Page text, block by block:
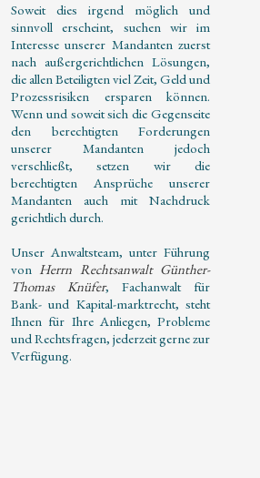
Soweit dies irgend möglich und
sinnvoll erscheint, suchen wir im
Interesse unserer Mandanten zuerst
nach außergerichtlichen Lösungen,
die allen Beteiligten viel Zeit, Geld und
Prozessrisiken ersparen können.
Wenn und soweit sich die Gegenseite
den berechtigten Forderungen
unserer Mandanten jedoch
verschließt, setzen wir die
berechtigten Ansprüche unserer
Mandanten auch mit Nachdruck
gerichtlich durch.
Unser Anwaltsteam, unter Führung
von Herrn Rechtsanwalt Günther-
Thomas Knüfer, Fachanwalt für
Bank- und Kapital-marktrecht, steht
Ihnen für Ihre Anliegen, Probleme
und Rechtsfragen, jederzeit gerne zur
Verfügung.